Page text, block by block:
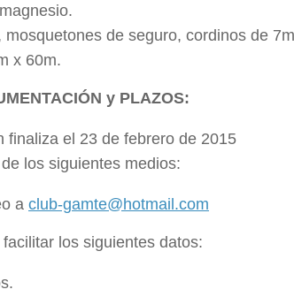
mosquetones de seguro, cordinos de
x 60m.
y PLAZOS:
finaliza el 23 de febrero de 2015
los siguientes medios:
a club-gamte@hotmail.com
los siguientes datos: